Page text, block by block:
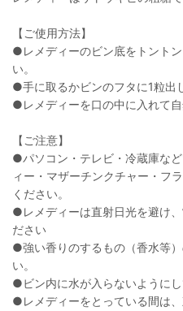
【ご使用方法】
●レメディーのビン底をトント
い。
●手に取るかビンのフタに1粒出
●レメディーを口の中に入れて自
【ご注意】
●パソコン・テレビ・冷蔵庫な
ィー・マザーチンクチャー・フ
ください。
●レメディーは直射日光を避け
ださい
●強い香りのするもの（香水等
い。
●ビン内に水が入らないようにし
●レメディーをとっている間は